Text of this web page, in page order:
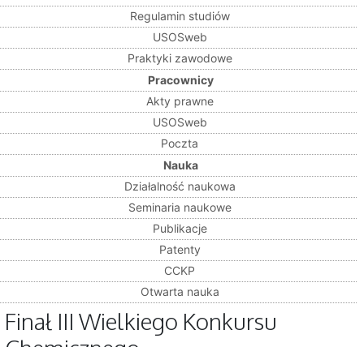
Regulamin studiów
USOSweb
Praktyki zawodowe
Pracownicy
Akty prawne
USOSweb
Poczta
Nauka
Działalność naukowa
Seminaria naukowe
Publikacje
Patenty
CCKP
Otwarta nauka
Finał III Wielkiego Konkursu